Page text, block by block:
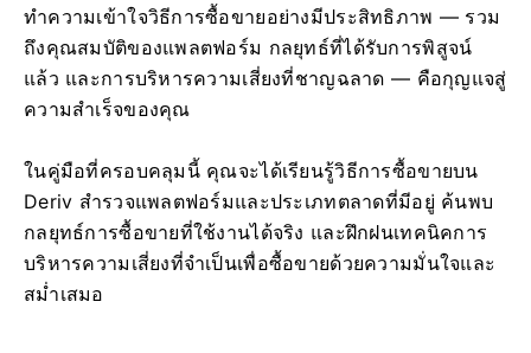
ทำความเข้าใจวิธีการซื้อขายอย่างมีประสิทธิภาพ — รวม
ถึงคุณสมบัติของแพลตฟอร์ม กลยุทธ์ที่ได้รับการพิสูจน์
แล้ว และการบริหารความเสี่ยงที่ชาญฉลาด — คือกุญแจสู่
ความสำเร็จของคุณ
ในคู่มือที่ครอบคลุมนี้ คุณจะได้เรียนรู้วิธีการซื้อขายบน
Deriv สำรวจแพลตฟอร์มและประเภทตลาดที่มีอยู่ ค้นพบ
กลยุทธ์การซื้อขายที่ใช้งานได้จริง และฝึกฝนเทคนิคการ
บริหารความเสี่ยงที่จำเป็นเพื่อซื้อขายด้วยความมั่นใจและ
สม่ำเสมอ